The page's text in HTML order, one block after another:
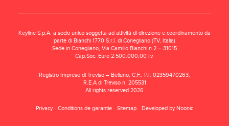
Keyline S.p.A. a socio unico soggetta ad attività di direzione e coordinamento da
parte di Bianchi 1770 S.r.l. di Conegliano (TV, Italia)
Sede in Conegliano, Via Camillo Bianchi n.2 – 31015
Cap.Soc. Euro 2.500.000,00 i.v.
Registro Imprese di Treviso – Belluno, C.F., P.I. 02359470263,
R.E.A di Treviso n. 205531
All rights reserved 2026
Privacy Conditions de garantie Sitemap Developed by Noonic